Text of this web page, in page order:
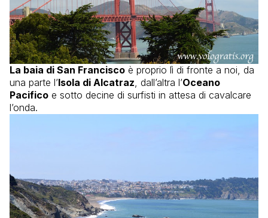
La baia di San Francisco è proprio lì di fronte a noi, da
una parte l’Isola di Alcatraz , dall’altra l’Oceano
Pacifico e sotto decine di surfisti in attesa di cavalcare
l’onda.